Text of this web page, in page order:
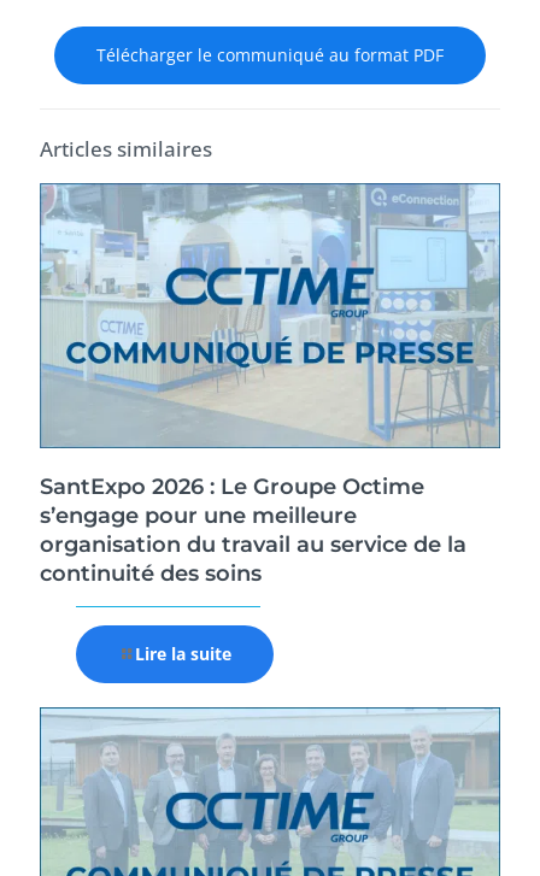
Télécharger le communiqué au format PDF
Articles similaires
SantExpo 2026 : Le Groupe Octime
s’engage pour une meilleure
organisation du travail au service de la
continuité des soins
Lire la suite